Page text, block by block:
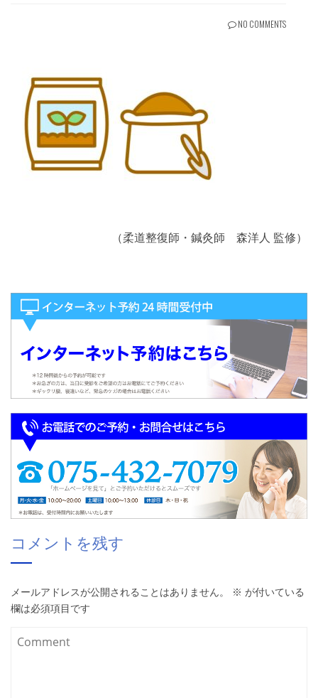
NO COMMENTS
（柔道整復師・鍼灸師 森洋人 監修）
コメントを残す
メールアドレスが公開されることはありません。 ※ が付いている
欄は必須項目です